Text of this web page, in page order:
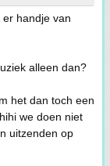
handje van
alleen dan?
het dan toch een
we doen niet
uitzenden op